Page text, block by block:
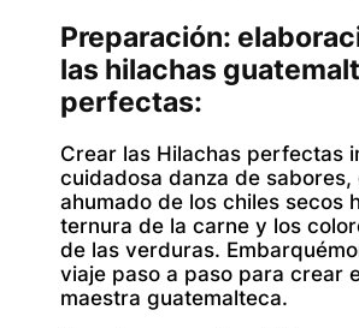
Preparación:
las hilachas
perfectas:
Crear las Hilachas perfectas
cuidadosa danza de sabores,
ahumado de los chiles secos
ternura de la carne y los
de las verduras.
viaje paso a paso para crear
maestra guatemalteca.